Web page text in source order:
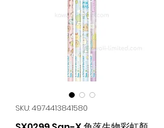
SKU: 4974413841580